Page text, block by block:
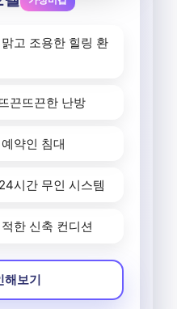
고 조용한 힐링 환
끈뜨끈한 난방
약인 침대
시간 무인 시스템
한 신축 컨디션
해보기